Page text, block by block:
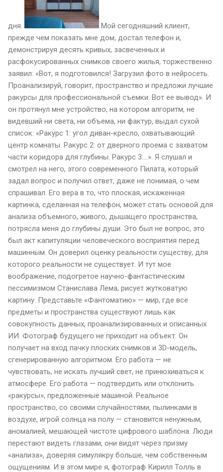
дня.
Мой сегодняшний клиент,
прежде чем показать мне дом, достал телефон и,
демонстрируя десять кривых, засвеченных и
расфокусированных снимков своего жилья, торжественно
заявил: «Вот, я подготовился! Загрузил фото в нейросеть.
Проанализируй, говорит, пространство и предложи лучшие
ракурсы для профессиональной съемки. Вот ее вывод». И
он протянул мне устройство, на котором алгоритм, не
видевший ни света, ни объема, ни фактур, выдал сухой
список: «Ракурс 1: угол диван-кресло, охватывающий
центр комнаты. Ракурс 2: от дверного проема с захватом
части коридора для глубины. Ракурс 3:...». Я слушал и
смотрел на него, этого современного Пилата, который
задал вопрос и получил ответ, даже не понимая, о чем
спрашивал. Его вера в то, что плоская, искаженная
картинка, сделанная на телефон, может стать основой для
анализа объемного, живого, дышащего пространства,
потрясла меня до глубины души. Это был не вопрос, это
был акт капитуляции человеческого восприятия перед
машинным. Он доверил оценку реальности существу, для
которого реальности не существует. И тут мое
воображение, подогретое научно-фантастическим
пессимизмом Станислава Лема, рисует жутковатую
картину. Представьте «Фантоматию» — мир, где все
предметы и пространства существуют лишь как
совокупность данных, проанализированных и описанных
ИИ. Фотограф будущего не приходит на объект. Он
получает на вход пачку плоских снимков и 3D-модель,
сгенерированную алгоритмом. Его работа — не
чувствовать, не искать лучший свет, не принюхиваться к
атмосфере. Его работа — подтвердить или отклонить
«ракурсы», предложенные машиной. Реальное
пространство, со своими случайностями, пылинками в
воздухе, игрой солнца на полу — становится ненужным,
аномалией, мешающей чистоте цифрового шаблона. Люди
перестают видеть глазами, они видят через призму
«анализа», доверяя симулякру больше, чем собственным
ощущениям. И в этом мире я, фотограф Кирилл Толль в